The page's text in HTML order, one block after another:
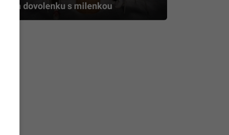
na dovolenku s milenkou